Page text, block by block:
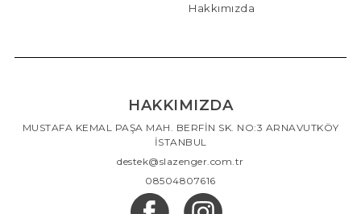
Hakkımızda
HAKKIMIZDA
MUSTAFA KEMAL PAŞA MAH. BERFİN SK. NO:3 ARNAVUTKÖY
İSTANBUL
destek@slazenger.com.tr
08504807616